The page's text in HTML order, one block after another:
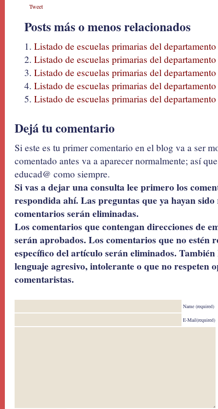
Tweet
Posts más o menos relacionados
Listado de escuelas primarias del
Listado de escuelas primarias del
Listado de escuelas primarias del
Listado de escuelas primarias del
Listado de escuelas primarias del
Dejá tu comentario
Si este es tu primer comentario en el blog va a ser
comentado antes va a aparecer normalmente; así
educad@ como siempre.
Si vas a dejar una consulta lee primero los
respondida ahí. Las preguntas que ya hayan
comentarios serán eliminadas.
Los comentarios que contengan direcciones de
serán aprobados. Los comentarios que no estén
específico del artículo serán eliminados.
lenguaje agresivo, intolerante o que no respeten
comentaristas.
Name (required)
E-Mail(required)